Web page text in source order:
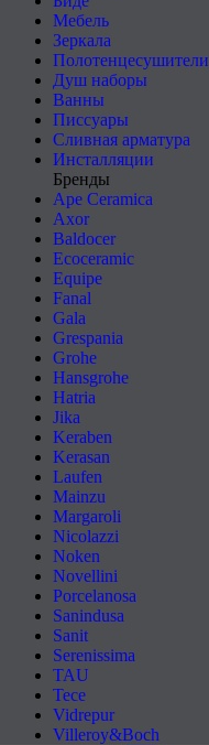
Мебель
Зеркала
Полотенцесушители
Душ наборы
Ванны
Писсуары
Сливная арматура
Инсталляции
Бренды
Ape Ceramica
Axor
Baldocer
Ecoceramic
Equipe
Fanal
Gala
Grespania
Grohe
Hansgrohe
Hatria
Jika
Keraben
Kerasan
Laufen
Mainzu
Margaroli
Nicolazzi
Noken
Novellini
Porcelanosa
Sanindusa
Sanit
Serenissima
TAU
Tece
Vidrepur
Villeroy&Boch